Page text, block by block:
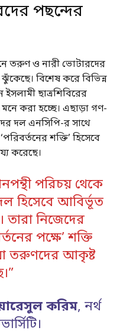
পছন্দের
তরুণ ও নারী ভোটারদের
বিশেষ করে বিভিন্ন
ইসলামী ছাত্রশিবিরের
করা হচ্ছে। এছাড়া গণ-
দল এনসিপি-র সাথে
শক্তি’ হিসেবে
করেছে।
পরিচয় থেকে
হিসেবে আবির্ভূত
তারা নিজেদের
পক্ষে’ শক্তি
তরুণদের আকৃষ্ট
করিম, নর্থ